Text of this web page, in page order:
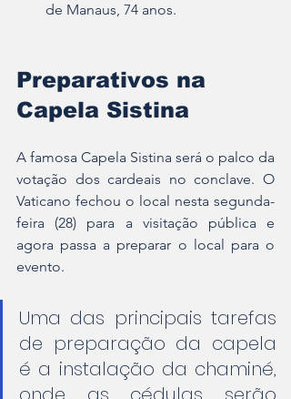
de Manaus, 74 anos.
Preparativos na
Capela Sistina
A famosa Capela Sistina será o palco da
votação dos cardeais no conclave. O
Vaticano fechou o local nesta segunda-
feira (28) para a visitação pública e
agora passa a preparar o local para o
evento.
Uma das principais tarefas
de preparação da capela
é a instalação da chaminé,